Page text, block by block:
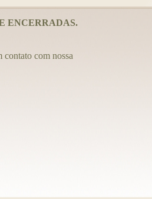
ENCERRADAS.
contato com nossa